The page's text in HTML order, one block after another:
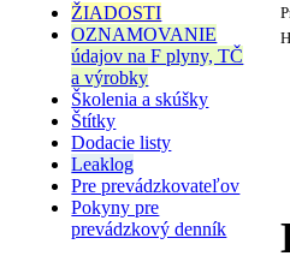
ŽIADOSTI
OZNAMOVANIE
údajov na F plyny, TČ
a výrobky
Školenia a skúšky
Štítky
Dodacie listy
Leaklog
Pre prevádzkovateľov
Pokyny pre
prevádzkový denník